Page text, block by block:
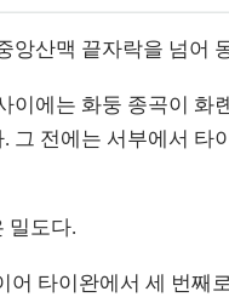
앙산맥 끝자락을 넘어
이에는 화둥 종곡이
그 전에는 서부에서
밀도다.
어 타이완에서 세 번째